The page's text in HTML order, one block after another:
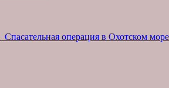
Спасательная операция в Охотском